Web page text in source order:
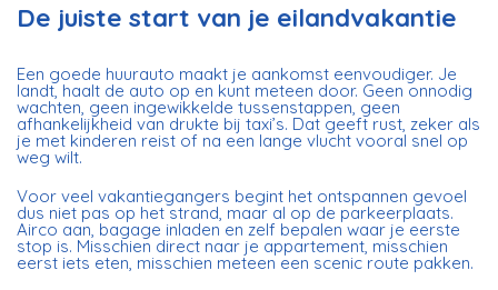
De juiste start van je eilandvakantie
Een goede huurauto maakt je aankomst eenvoudiger. Je
landt, haalt de auto op en kunt meteen door. Geen onnodig
wachten, geen ingewikkelde tussenstappen, geen
afhankelijkheid van drukte bij taxi’s. Dat geeft rust, zeker als
je met kinderen reist of na een lange vlucht vooral snel op
weg wilt.
Voor veel vakantiegangers begint het ontspannen gevoel
dus niet pas op het strand, maar al op de parkeerplaats.
Airco aan, bagage inladen en zelf bepalen waar je eerste
stop is. Misschien direct naar je appartement, misschien
eerst iets eten, misschien meteen een scenic route pakken.